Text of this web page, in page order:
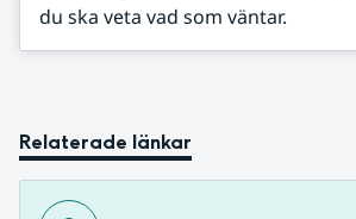
du ska veta vad som väntar.
Relaterade länkar